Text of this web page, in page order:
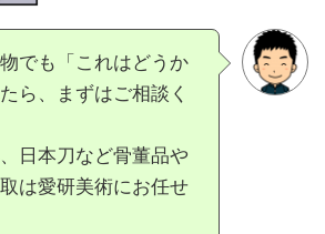
でも「これはどうか
ら、まずはご相談く
日本刀など骨董品や
は愛研美術にお任せ